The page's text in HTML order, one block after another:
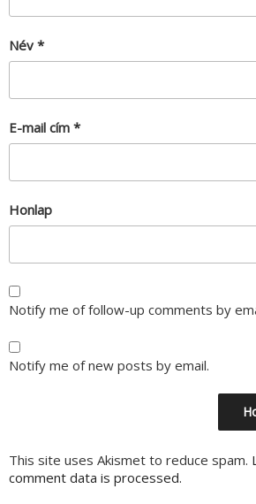
Név *
E-mail cím *
Honlap
Notify me of follow-up comments by
Notify me of new posts by email.
This site uses Akismet to reduce spam.
comment data is processed.